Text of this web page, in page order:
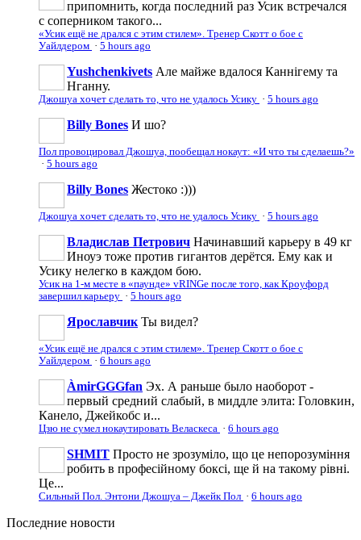
припомнить, когда последний раз Усик встречался
с соперником такого...
«Усик ещё не дрался с этим стилем». Тренер Скотт о бое с
Уайлдером · 5 hours ago
Yushchenkivets Але майже вдалося Каннігему та
Нганну.
Джошуа хочет сделать то, что не удалось Усику · 5 hours ago
Billy Bones И шо?
Пол провоцировал Джошуа, пообещал нокаут: «И что ты сделаешь?»
· 5 hours ago
Billy Bones Жестоко :)))
Джошуа хочет сделать то, что не удалось Усику · 5 hours ago
Владислав Петрович Начинавший карьеру в 49 кг
Иноуэ тоже против гигантов дерётся. Ему как и
Усику нелегко в каждом бою.
Усик на 1-м месте в «паунде» vRINGe после того, как Кроуфорд
завершил карьеру · 5 hours ago
Ярославчик Ты видел?
«Усик ещё не дрался с этим стилем». Тренер Скотт о бое с
Уайлдером · 6 hours ago
ÀmirGGGfan Эх. А раньше было наоборот -
первый средний слабый, в миддле элита: Головкин,
Канело, Джейкобс и...
Цзю не сумел нокаутировать Веласкеса · 6 hours ago
SHMIT Просто не зрозуміло, що це непорозуміння
робить в професійному боксі, ще й на такому рівні.
Це...
Сильный Пол. Энтони Джошуа – Джейк Пол · 6 hours ago
Последние новости